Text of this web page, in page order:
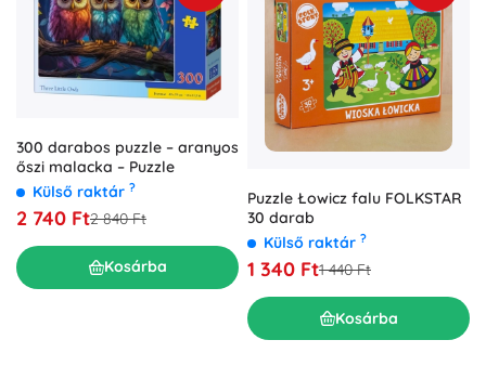
300 darabos puzzle – aranyos
őszi malacka – Puzzle
Külső raktár ?
2 740 Ft2 840 Ft
Kosárba
Puzzle Łowicz falu FOLKSTAR
30 darab
Külső raktár ?
1 340 Ft1 440 Ft
Kosárba